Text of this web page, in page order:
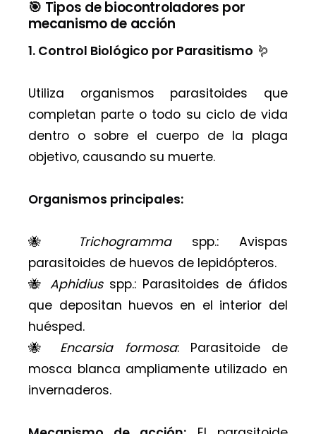
🎯 Tipos de biocontroladores por
mecanismo de acción
1. Control Biológico por Parasitismo 🪱
Utiliza organismos parasitoides que
completan parte o todo su ciclo de vida
dentro o sobre el cuerpo de la plaga
objetivo, causando su muerte.
Organismos principales:
🐝 Trichogrammaspp.: Avispas
parasitoides de huevos de lepidópteros.
🐝Aphidiusspp.: Parasitoides de áfidos
que depositan huevos en el interior del
huésped.
🐝 Encarsia formosa: Parasitoide de
mosca blanca ampliamente utilizado en
invernaderos.